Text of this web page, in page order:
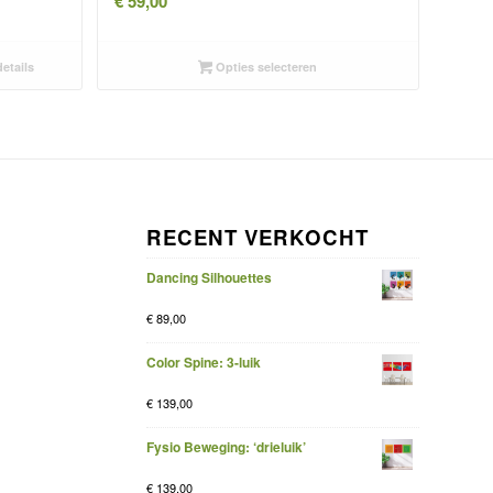
Opties selecteren
RECENT VERKOCHT
Dancing Silhouettes
€89,00
Color Spine: 3-luik
€139,00
Fysio Beweging: ‘drieluik’
€139,00